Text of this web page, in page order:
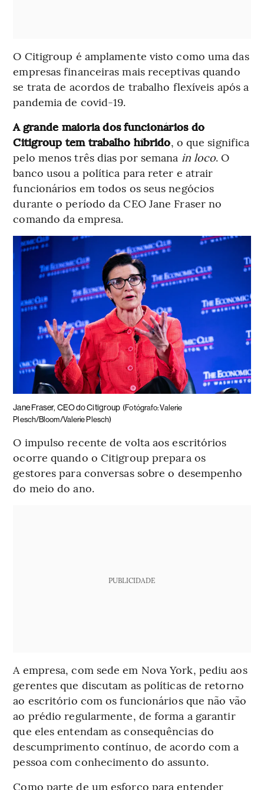
O Citigroup é amplamente visto como uma das
empresas financeiras mais receptivas quando
se trata de acordos de trabalho flexíveis após a
pandemia de covid-19.
A grande maioria dos funcionários do
Citigroup tem trabalho híbrido, o que significa
pelo menos três dias por semana in loco. O
banco usou a política para reter e atrair
funcionários em todos os seus negócios
durante o período da CEO Jane Fraser no
comando da empresa.
Jane Fraser, CEO do Citigroup (Fotógrafo: Valerie
Plesch/Bloom/Valerie Plesch)
O impulso recente de volta aos escritórios
ocorre quando o Citigroup prepara os
gestores para conversas sobre o desempenho
do meio do ano.
PUBLICIDADE
A empresa, com sede em Nova York, pediu aos
gerentes que discutam as políticas de retorno
ao escritório com os funcionários que não vão
ao prédio regularmente, de forma a garantir
que eles entendam as consequências do
descumprimento contínuo, de acordo com a
pessoa com conhecimento do assunto.
Como parte de um esforço para entender